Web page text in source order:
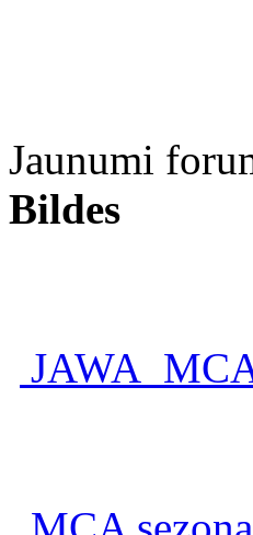
Jaunumi
Bildes